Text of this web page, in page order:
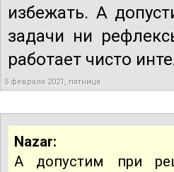
избежать. А
задачи ни
работает чисто
5 февраля 2021, пятница
Nazar:
А допустим при